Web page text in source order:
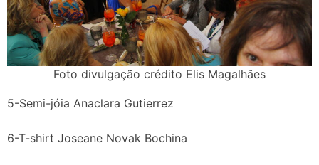
Foto divulgação crédito Elis Magalhães
5-Semi-jóia Anaclara Gutierrez
6-T-shirt Joseane Novak Bochina